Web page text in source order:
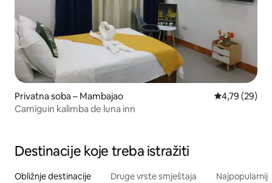
Privatna soba – Mambajao Prosječna
4,79 (29)
Camiguin kalimba de luna inn
Destinacije koje treba istražiti
Obližnje destinacije Druge vrste smještaja